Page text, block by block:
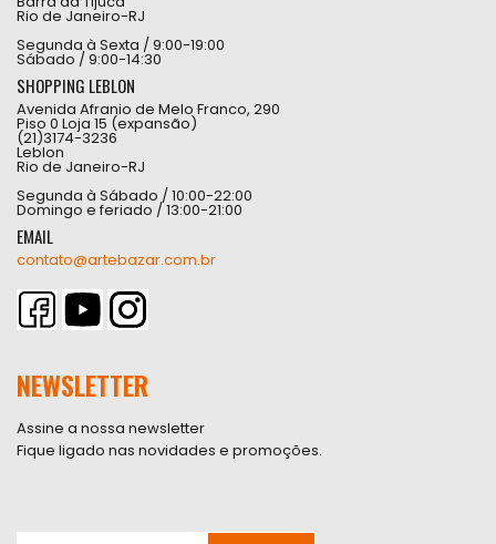
Rio de Janeiro-RJ
Segunda à Sexta / 9:00-19:00
Sábado / 9:00-14:30
SHOPPING LEBLON
Avenida Afranio de Melo Franco, 290
Piso 0 Loja 15 (expansão)
(21)3174-3236
Leblon
Rio de Janeiro-RJ
Segunda à Sábado / 10:00-22:00
Domingo e feriado / 13:00-21:00
EMAIL
contato@artebazar.com.br
NEWSLETTER
Assine a nossa newsletter
Fique ligado nas novidades e promoções.